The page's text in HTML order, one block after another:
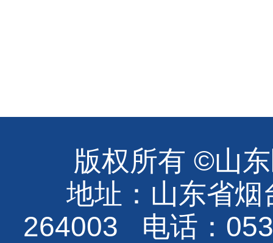
版权所有 ©山
地址：山东省
264003 电话：